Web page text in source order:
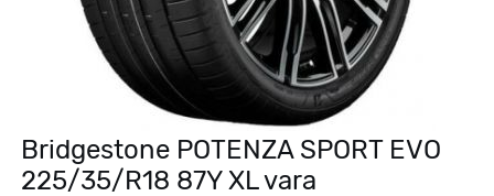
Bridgestone POTENZA SPORT EVO
225/35/R18 87Y XL vara